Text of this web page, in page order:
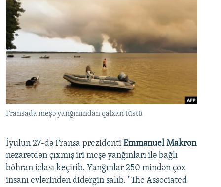
Fransada meşə yanğınından qalxan tüstü
İyulun 27-də Fransa prezidenti Emmanuel Makron
nəzarətdən çıxmış iri meşə yanğınları ilə bağlı
böhran iclası keçirib. Yanğınlar 250 mindən çox
insanı evlərindən didərgin salıb. "The Associated